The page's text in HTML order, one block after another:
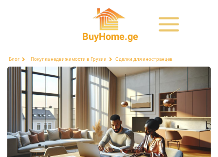
BuyHome.ge
Блог Покупка недвижимости в Грузии Сделки для иностранцев